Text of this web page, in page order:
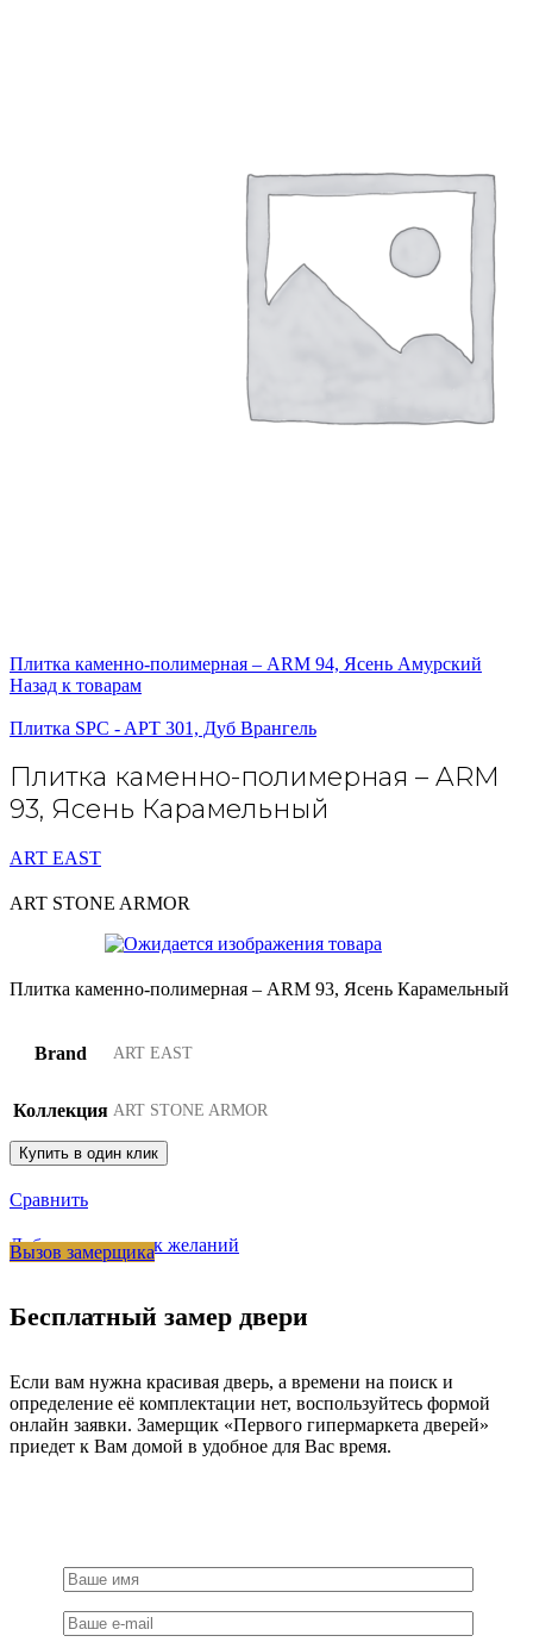
Плитка каменно-полимерная – ARM 94, Ясень Амурский
Назад к товарам
Плитка SPC - APT 301, Дуб Врангель
Плитка каменно-полимерная – ARM
93, Ясень Карамельный
ART EAST
ART STONE ARMOR
Плитка каменно-полимерная – ARM 93, Ясень Карамельный
Brand ART EAST
Коллекция ART STONE ARMOR
Купить в один клик
Сравнить
Добавить в список желаний
Вызов замерщика
Бесплатный замер двери
Если вам нужна красивая дверь, а времени на поиск и
определение её комплектации нет, воспользуйтесь формой
онлайн заявки. Замерщик «Первого гипермаркета дверей»
приедет к Вам домой в удобное для Вас время.